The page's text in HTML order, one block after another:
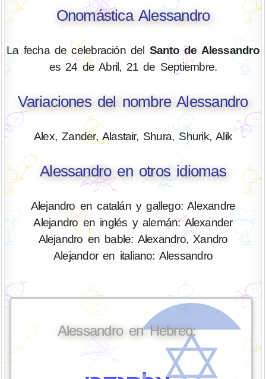
Onomástica Alessandro
La fecha de celebración del Santo de Alessandro
es 24 de Abril, 21 de Septiembre.
Variaciones del nombre Alessandro
Alex, Zander, Alastair, Shura, Shurik, Alik
Alessandro en otros idiomas
Alejandro en catalán y gallego: Alexandre
Alejandro en inglés y alemán: Alexander
Alejandro en bable: Alexandro, Xandro
Alejandor en italiano: Alessandro
Alessandro en Hebreo: